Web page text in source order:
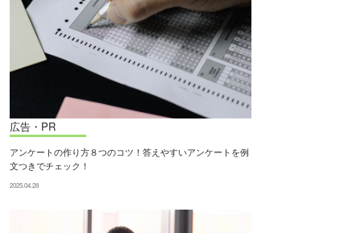
広告・PR
アンケートの作り方８つのコツ！答えやすいアンケートを例
文つきでチェック！
2025.04.28